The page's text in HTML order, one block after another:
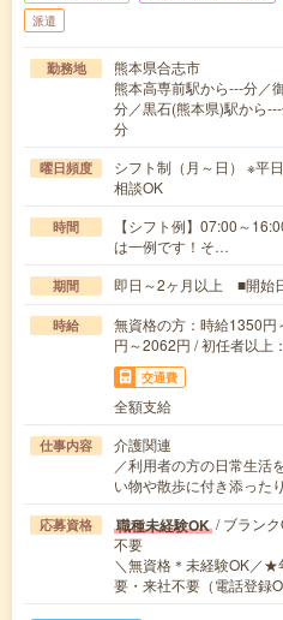
派遣
勤務地
熊本県合志市
熊本高専前駅から---分／
分／黒石(熊本県)駅から
分
曜日頻度
シフト制（月～日） ※平
相談OK
時間
【シフト例】07:00～
は一例です！そ…
期間 即日～2ヶ月以上 ■開始
時給
無資格の方：時給1350
円～2062円 / 初任者以上
交通費
全額支給
仕事内容
介護関連
／利用者の方の日常生
い物や散歩に付き添った
応募資格 職種未経験OK / ブラン
不要
＼無資格＊未経験OK／
要・来社不要（電話登